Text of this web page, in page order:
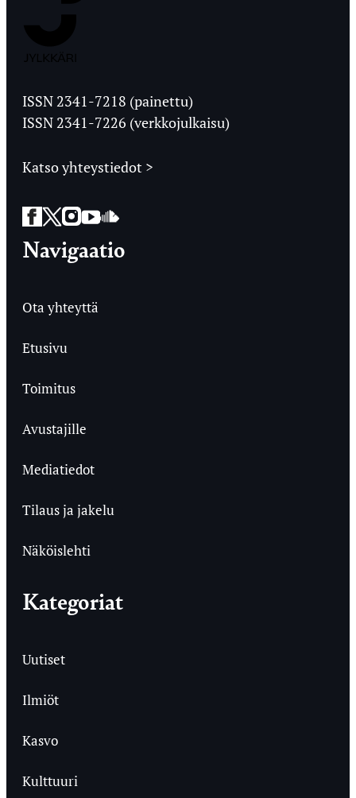
Ylioppilaslehti
ISSN 2341-7218 (painettu)
ISSN 2341-7226 (verkkojulkaisu)
Katso yhteystiedot >
Facebook
Twitter
Instagram
YouTube
SoundCloud
Navigaatio
Ota yhteyttä
Etusivu
Toimitus
Avustajille
Mediatiedot
Tilaus ja jakelu
Näköislehti
Kategoriat
Uutiset
Ilmiöt
Kasvo
Kulttuuri